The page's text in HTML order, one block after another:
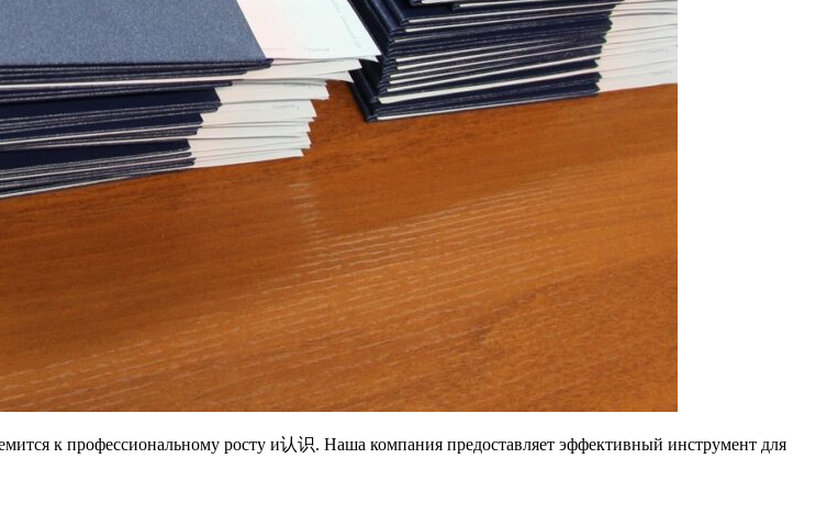
к профессиональному росту и认识. Наша компания предоставляет эффективный инструмент для